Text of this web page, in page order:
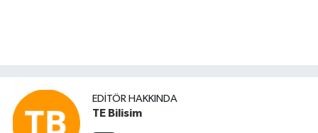
EDITÖR HAKKINDA
TE Bilisim